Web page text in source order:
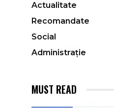
Actualitate
Recomandate
Social
Administrație
MUST READ